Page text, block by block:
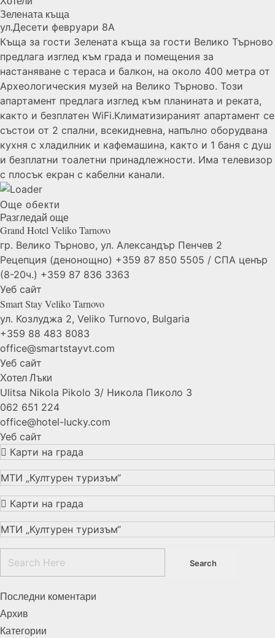
Зелената къща
ул.Десети февруари 8А
Къща за гости Зелената къща за гости Велико Търново
предлага изглед към града и помещения за
настаняване с тераса и балкон, на около 400 метра от
Археологическия музей на Велико Търново. Този
апартамент предлага изглед към планината и реката,
както и безплатен WiFi.Климатизираният апартамент се
състои от 2 спални, всекидневна, напълно оборудвана
кухня с хладилник и кафемашина, както и 1 баня с душ
и безплатни тоалетни принадлежности. Има телевизор
с плосък екран с кабелни канали.
Още обекти
Разгледай още
Grand Hotel VelikoTarnovo
гр. Велико Търново, ул. Александър Пенчев 2
Рецепция (денонощно) +359 87 850 5505 / СПА ценър
(8-20ч.) +359 87 836 3363
Уеб сайт
Smart Stay VelikoTarnovo
ул. Козлуджа 2, Veliko Turnovo, Bulgaria
+359 88 483 8083
office@smartstayvt.com
Уеб сайт
ХотелЛъки
Ulitsa Nikola Pikolo 3/ Никола Пиколо 3
062 651 224
office@hotel-lucky.com
Уеб сайт
Карти на града
МТИ „Културен туризъм“
Карти на града
МТИ „Културен туризъм“
Последни коментари
Архив
Категории